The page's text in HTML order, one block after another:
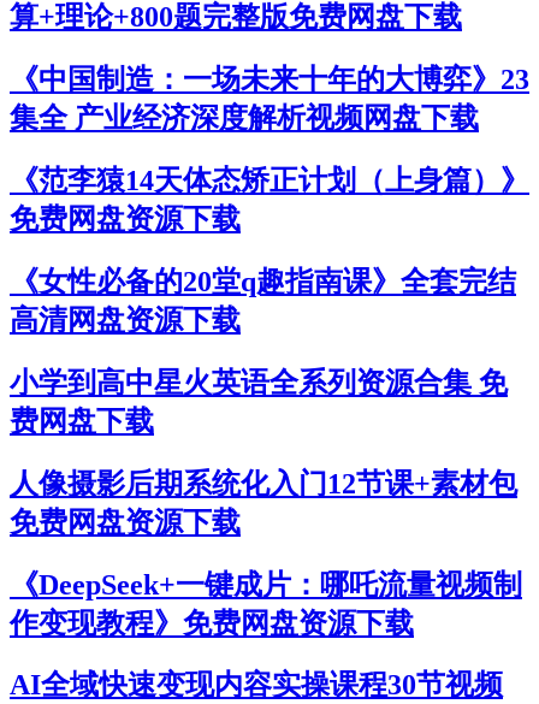
算+理论+800题完整版免费网盘下载
《中国制造：一场未来十年的大博弈》23
集全 产业经济深度解析视频网盘下载
《范李猿14天体态矫正计划（上身篇）》
免费网盘资源下载
《女性必备的20堂q趣指南课》全套完结
高清网盘资源下载
小学到高中星火英语全系列资源合集 免
费网盘下载
人像摄影后期系统化入门12节课+素材包
免费网盘资源下载
《DeepSeek+一键成片：哪吒流量视频制
作变现教程》免费网盘资源下载
AI全域快速变现内容实操课程30节视频